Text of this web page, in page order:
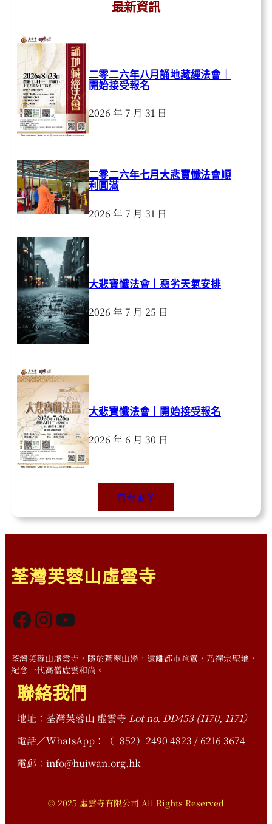
最新資訊
二零二六年八月誦地藏經法會｜
開始接受報名
2026 年 7 月 31 日
二零二六年七月大悲寶懺法會順
利圓滿
2026 年 7 月 31 日
大悲寶懺法會｜惡劣天氣安排
2026 年 7 月 25 日
大悲寶懺法會｜開始接受報名
2026 年 6 月 30 日
查看更多
荃灣芙蓉山虛雲寺
Facebook InstagramYouTube
荃灣芙蓉山虛雲寺，隱於蒼翠山巒，遠離都市喧囂，乃禪宗聖地，
紀念一代高僧虛雲和尚。
聯絡我們
地址：荃灣芙蓉山 虛雲寺 Lot no. DD453 (1170, 1171）
電話／WhatsApp：（+852）2490 4823 / 6216 3674
電郵：info@huiwan.org.hk
© 2025 虛雲寺有限公司 All Rights Reserved